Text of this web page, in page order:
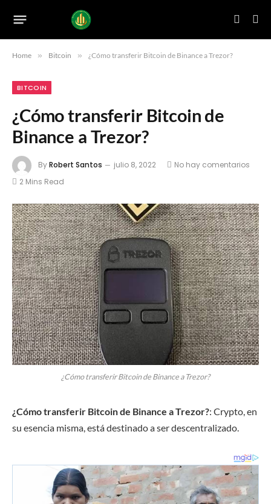
Home » Bitcoin » ¿Cómo transferir Bitcoin de Binance a Trezor?
BITCOIN
¿Cómo transferir Bitcoin de
Binance a Trezor?
ByRobert Santos julio 8, 2022
No hay comentarios
2 Mins Read
¿Cómo transferir Bitcoin de Binance a Trezor?
¿Cómo transferir Bitcoin de Binance a Trezor?: Crypto, en
su esencia misma, está destinado a ser descentralizado.